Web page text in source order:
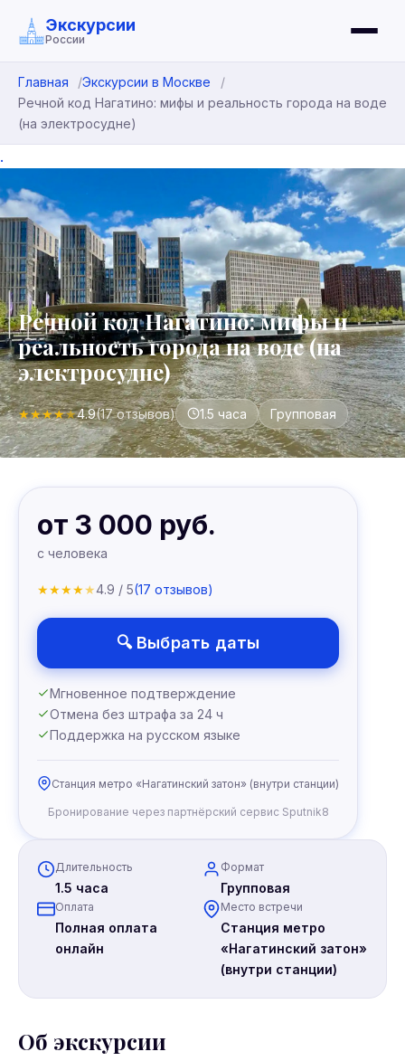
Экскурсии
России
Главная
Экскурсии в Москве
Речной код Нагатино: мифы и реальность города на воде
(на электросудне)
.
Речной код Нагатино: мифы и
реальность города на воде (на
электросудне)
★★★★★4.9(17 отзывов) 1.5 часа Групповая
Длительность
1.5 часа
Формат
Групповая
Оплата
Полная оплата
онлайн
Место встречи
Станция метро
«Нагатинский затон»
(внутри станции)
Об экскурсии
от 3 000 руб.
с человека
★★★★★4.9 / 5(17 отзывов)
🔍 Выбрать даты
Мгновенное подтверждение
Отмена без штрафа за 24 ч
Поддержка на русском языке
Станция метро «Нагатинский затон» (внутри станции)
Бронирование через партнёрский сервис Sputnik8